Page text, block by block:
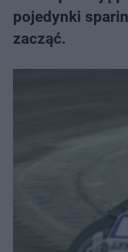
pojedynki
zacząć.